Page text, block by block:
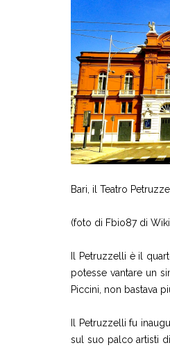
Bari, il Teatro
(foto di Fbio87 di
Il Petruzzelli è il
potesse vantare un
Piccini, non bastava
Il Petruzzelli fu
sul suo palco artisti